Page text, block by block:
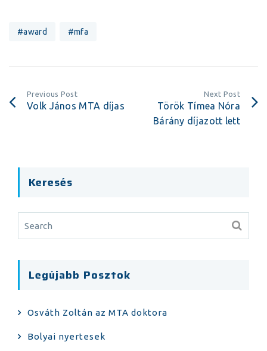
#award #mfa
Previous Post
Volk János MTA díjas
Next Post
Török Tímea Nóra
Bárány díjazott lett
Keresés
Legújabb Posztok
Osváth Zoltán az MTA doktora
Bolyai nyertesek